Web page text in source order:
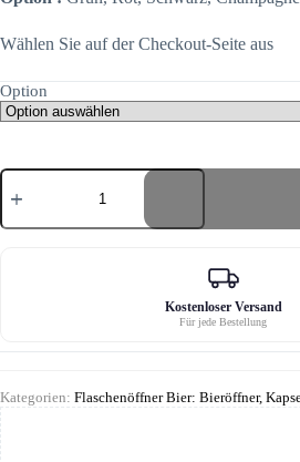
Wählen Sie auf der Checkout-Seite aus
Option
Automatischer
Flaschenöffner
Kostenloser Versand
Für jede Bestellung
Kategorien: Flaschenöffner Bier: Bieröffner,